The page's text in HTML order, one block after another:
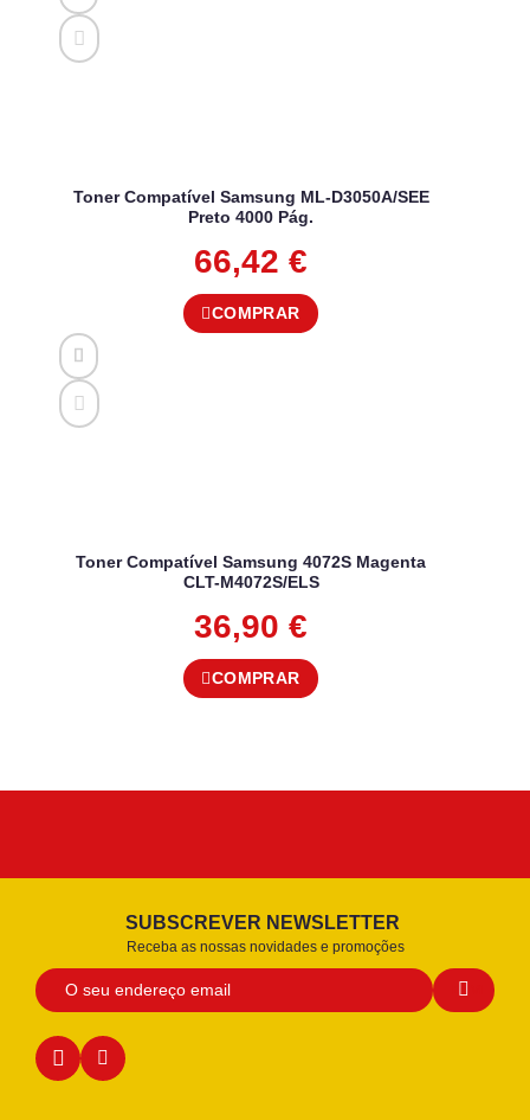
Toner Compatível Samsung ML-D3050A/SEE
Preto 4000 Pág.
66,42 €
COMPRAR
Toner Compatível Samsung 4072S Magenta
CLT-M4072S/ELS
36,90 €
COMPRAR
SUBSCREVER NEWSLETTER
Receba as nossas novidades e promoções